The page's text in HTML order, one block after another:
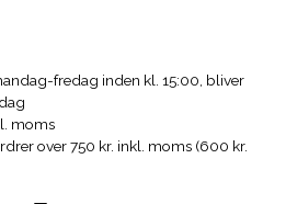
fredag inden kl. 15:00, bliver
moms
over 750 kr. inkl. moms (600 kr.